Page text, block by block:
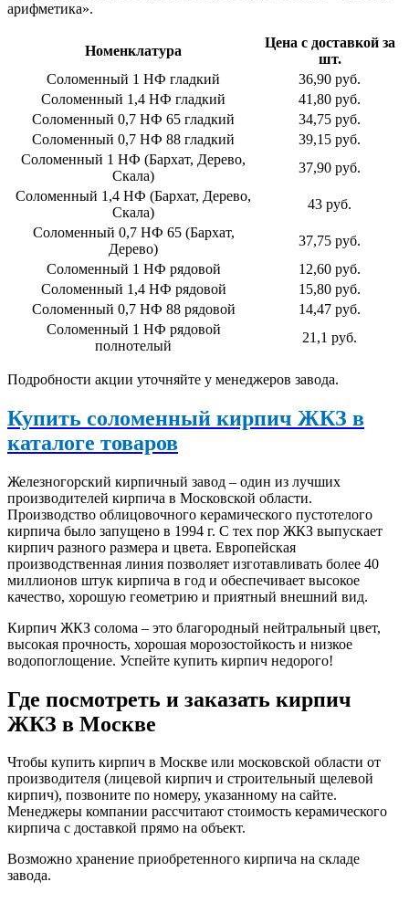
арифметика».
Номенклатура
Цена с доставкой за
шт.
Соломенный 1 НФ гладкий
36,90 руб.
Соломенный 1,4 НФ гладкий
41,80 руб.
Соломенный 0,7 НФ 65 гладкий
34,75 руб.
Соломенный 0,7 НФ 88 гладкий
39,15 руб.
Соломенный 1 НФ (Бархат, Дерево,
Скала)
37,90 руб.
Соломенный 1,4 НФ (Бархат, Дерево,
Скала)
43 руб.
Соломенный 0,7 НФ 65 (Бархат,
Дерево)
37,75 руб.
Соломенный 1 НФ рядовой
12,60 руб.
Соломенный 1,4 НФ рядовой
15,80 руб.
Соломенный 0,7 НФ 88 рядовой
14,47 руб.
Соломенный 1 НФ рядовой
полнотелый
21,1 руб.
Подробности акции уточняйте у менеджеров завода.
Купить соломенный кирпич ЖКЗ в
каталоге товаров
Железногорский кирпичный завод – один из лучших
производителей кирпича в Московской области.
Производство облицовочного керамического пустотелого
кирпича было запущено в 1994 г. С тех пор ЖКЗ выпускает
кирпич разного размера и цвета. Европейская
производственная линия позволяет изготавливать более 40
миллионов штук кирпича в год и обеспечивает высокое
качество, хорошую геометрию и приятный внешний вид.
Кирпич ЖКЗ солома – это благородный нейтральный цвет,
высокая прочность, хорошая морозостойкость и низкое
водопоглощение. Успейте купить кирпич недорого!
Где посмотреть и заказать кирпич
ЖКЗ в Москве
Чтобы купить кирпич в Москве или московской области от
производителя (лицевой кирпич и строительный щелевой
кирпич), позвоните по номеру, указанному на сайте.
Менеджеры компании рассчитают стоимость керамического
кирпича с доставкой прямо на объект.
Возможно хранение приобретенного кирпича на складе
завода.